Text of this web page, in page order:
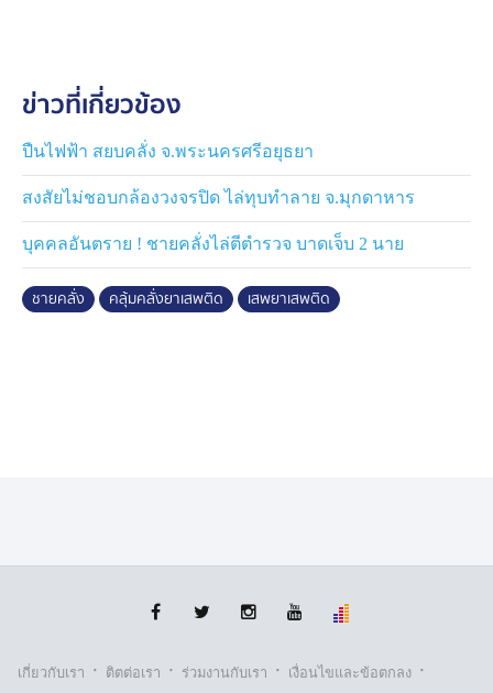
ข่าวที่เกี่ยวข้อง
ปืนไฟฟ้า สยบคลั่ง จ.พระนครศรีอยุธยา
สงสัยไม่ชอบกล้องวงจรปิด ไล่ทุบทำลาย จ.มุกดาหาร
บุคคลอันตราย ! ชายคลั่งไล่ตีตำรวจ บาดเจ็บ 2 นาย
ชายคลั่ง คลุ้มคลั่งยาเสพติด เสพยาเสพติด
เกี่ยวกับเรา · ติตต่อเรา · ร่วมงานกับเรา · เงื่อนไขและข้อตกลง ·